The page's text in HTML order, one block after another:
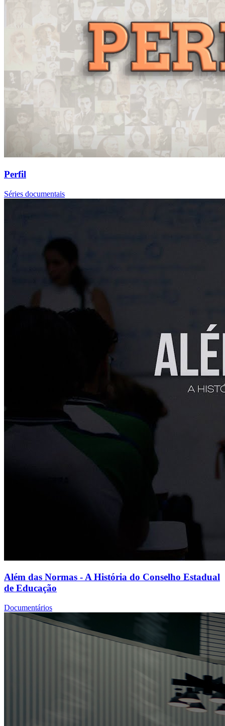
Perfil
Séries documentais
Além das Normas - A História do Conselho Estadual
de Educação
Documentários